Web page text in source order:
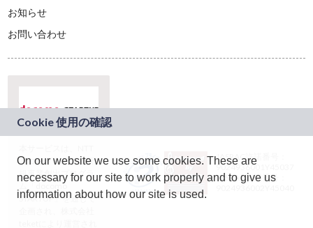
お知らせ
お問い合わせ
ドコモグループの新
規事業創出プログラ
ム「docomo
STARTUP」を通じて
JASRAC許諾番号：
9024936001Y45037
JASRAC許諾番号：
On our website we use some cookies. These are
necessary for our site to work properly and to give us
information about how our site is used.